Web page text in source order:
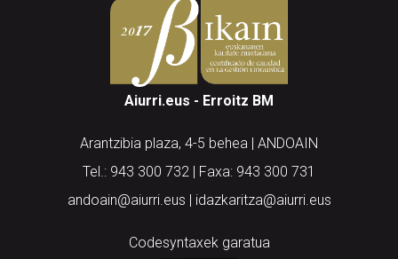
Aiurri.eus - Erroitz BM
Arantzibia plaza, 4-5 behea | ANDOAIN
Tel.: 943 300 732 | Faxa: 943 300 731
andoain@aiurri.eus | idazkaritza@aiurri.eus
Codesyntaxek garatua